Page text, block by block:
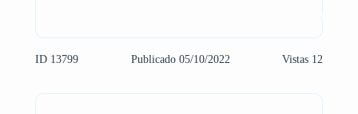
ID 13799 Publicado 05/10/2022 Vistas 12